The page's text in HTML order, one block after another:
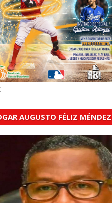
AUGUSTO FÉLIZ MÉNDEZ